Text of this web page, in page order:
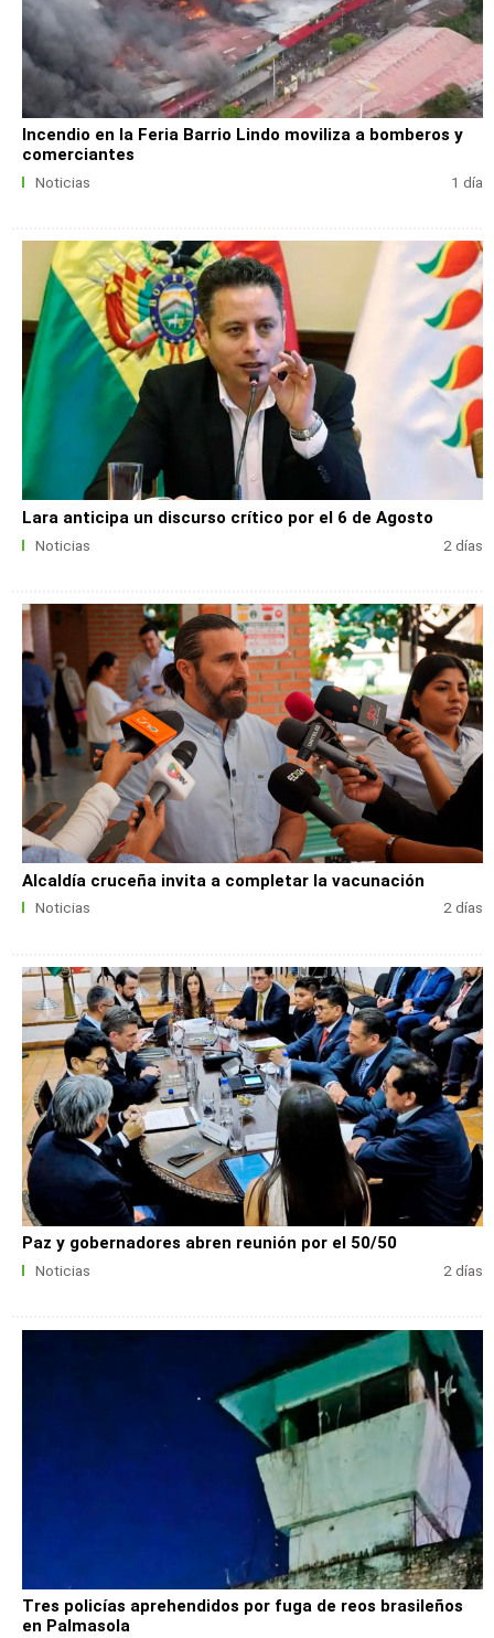
Incendio en la Feria Barrio Lindo moviliza a bomberos y
comerciantes
Noticias 1 día
Lara anticipa un discurso crítico por el 6 de Agosto
Noticias 2 días
Alcaldía cruceña invita a completar la vacunación
Noticias 2 días
Paz y gobernadores abren reunión por el 50/50
Noticias 2 días
Tres policías aprehendidos por fuga de reos brasileños
en Palmasola